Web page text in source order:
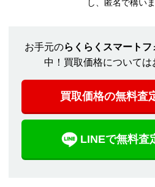
し、匿名で構い
お手元のらくらくスマートフ
中！買取価格については
買取価格の無料査
LINEで無料査